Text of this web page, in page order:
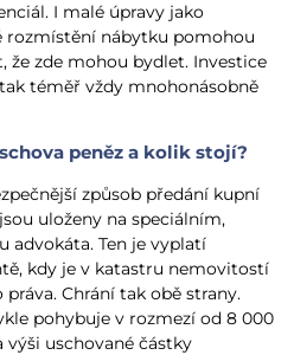
I malé úpravy jako
rozmístění nábytku pomohou
že zde mohou bydlet. Investice
téměř vždy mnohonásobně
peněz a kolik stojí?
způsob předání kupní
uloženy na speciálním,
advokáta. Ten je vyplatí
kdy je v katastru nemovitostí
Chrání tak obě strany.
pohybuje v rozmezí od 8 000
výši uschované částky